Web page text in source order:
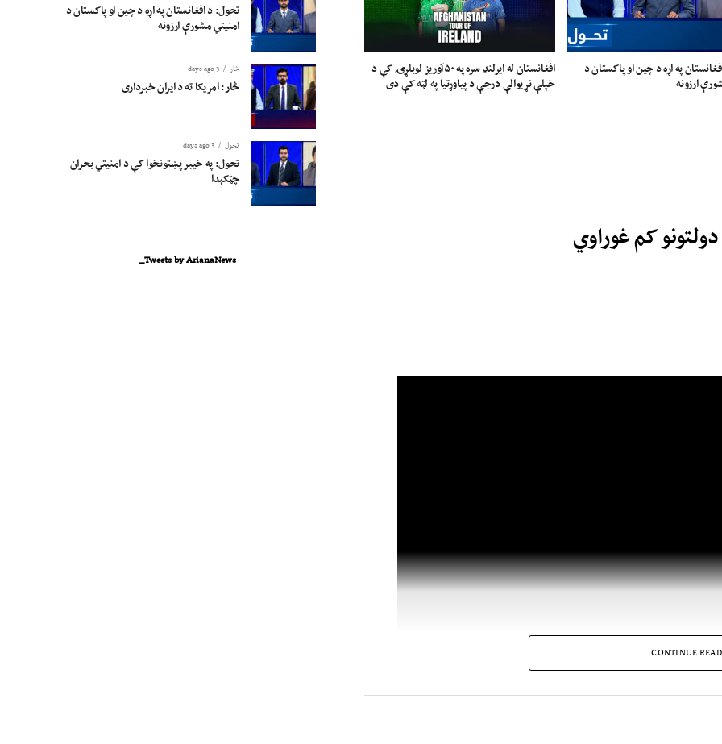
په اړه د چین او پاکستان د
ارزونه
افغانستان له ایرلنډ سره په ۵۰آوریز لوبلړۍ کې د
خپلې نړیوالې درجې د پیاوړتیا په لټه کې دی
کم غوراوي
CONTINUE
تحول: د افغانستان په اړه د چین او پاکستان د
امنیتي مشورې ارزونه
څار 3 days ago
څار: امریکا ته د ایران خبرداری
تحول 3 days ago
تحول: په خیبر پښتونخوا کې د امنیتي بحران
چټکېدا
Tweets by ArianaNews_